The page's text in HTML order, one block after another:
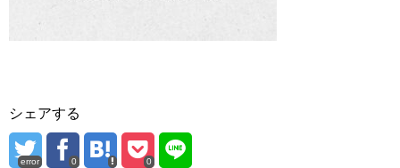
シェアする
error 0 0